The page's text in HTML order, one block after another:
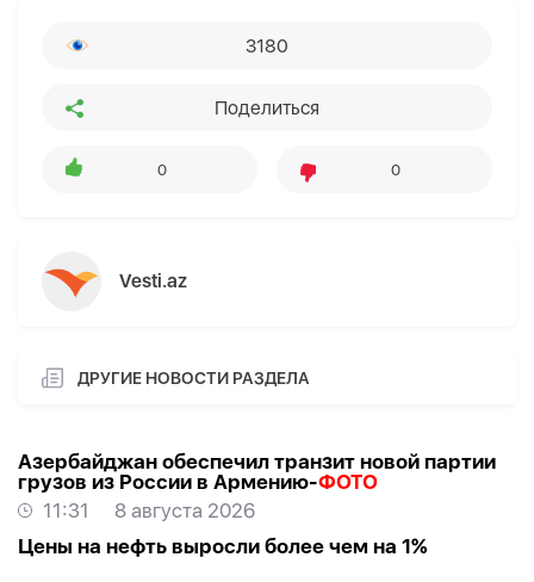
3180
Поделиться
0 0
Vesti.az
ДРУГИЕ НОВОСТИ РАЗДЕЛА
Азербайджан обеспечил транзит новой партии
грузов из России в Армению-ФОТО
11:31
8 августа 2026
Цены на нефть выросли более чем на 1%